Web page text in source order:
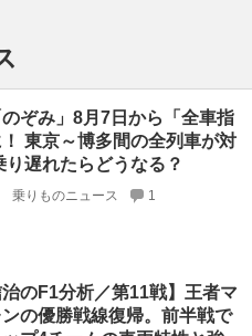
ぞみ」8月7日から「全車指
東京～博多間の全列車が対
り遅れたらどうなる？
乗りものニュース 1
治のF1分析／第11戦】王者マ
の優勝戦線復帰。前半戦で